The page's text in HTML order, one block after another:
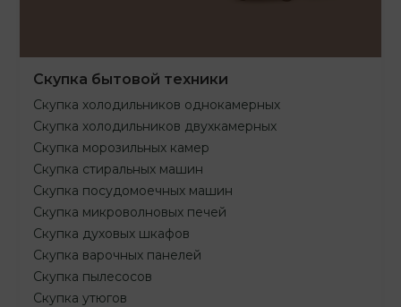
Скупка бытовой техники
Скупка холодильников однокамерных
Скупка холодильников двухкамерных
Скупка морозильных камер
Скупка стиральных машин
Скупка посудомоечных машин
Скупка микроволновых печей
Скупка духовых шкафов
Скупка варочных панелей
Скупка пылесосов
Скупка утюгов